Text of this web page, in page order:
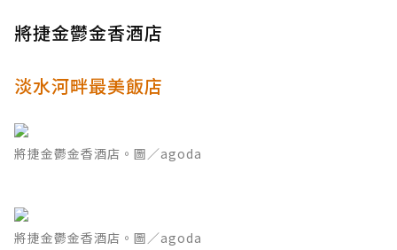
將捷金鬱金香酒店
淡水河畔最美飯店
將捷金鬱金香酒店。圖／agoda
將捷金鬱金香酒店。圖／agoda